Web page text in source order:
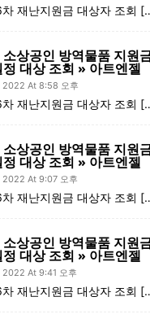
재난지원금 대상자 조회
소상공인 방역물품 지원
정 대상 조회 » 아트엔젤
2022 At 8:58 오후
재난지원금 대상자 조회
소상공인 방역물품 지원
정 대상 조회 » 아트엔젤
2022 At 9:07 오후
재난지원금 대상자 조회
소상공인 방역물품 지원
정 대상 조회 » 아트엔젤
2022 At 9:41 오후
재난지원금 대상자 조회